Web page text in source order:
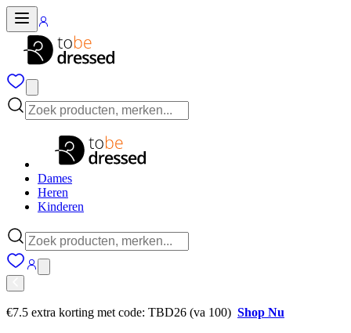
Dames
Heren
Kinderen
€7.5 extra korting met code: TBD26 (va 100) Shop Nu